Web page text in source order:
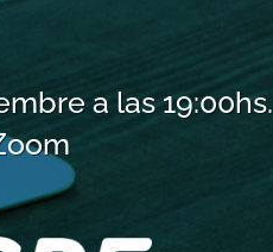
a las 19:00hs.